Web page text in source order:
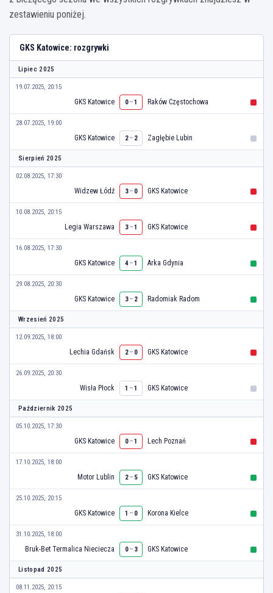
zestawieniu poniżej.
GKS Katowice: rozgrywki
Lipiec 2025
19.07.2025, 20:15
GKS Katowice 0–1 Raków Częstochowa
28.07.2025, 19:00
GKS Katowice 2– 2 Zagłębie Lubin
Sierpień 2025
02.08.2025, 17:30
Widzew Łódź 3– 0 GKS Katowice
10.08.2025, 20:15
Legia Warszawa 3–1 GKS Katowice
16.08.2025, 17:30
GKS Katowice 4–1 Arka Gdynia
29.08.2025, 20:30
GKS Katowice 3– 2 Radomiak Radom
Wrzesień 2025
12.09.2025, 18:00
Lechia Gdańsk 2– 0 GKS Katowice
26.09.2025, 20:30
Wisła Płock 1 –1 GKS Katowice
Październik 2025
05.10.2025, 17:30
GKS Katowice 0–1 Lech Poznań
17.10.2025, 18:00
Motor Lublin 2– 5 GKS Katowice
25.10.2025, 20:15
GKS Katowice 1 – 0 Korona Kielce
31.10.2025, 18:00
Bruk-Bet Termalica Nieciecza 0– 3 GKS Katowice
Listopad 2025
08.11.2025, 20:15